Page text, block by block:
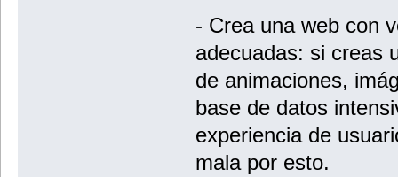
- Crea una web con
adecuadas: si creas
de animaciones,
base de datos
experiencia de
mala por esto.